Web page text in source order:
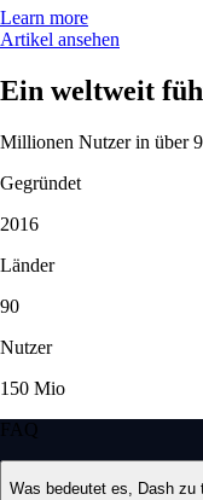
Learn more
Artikel ansehen
Ein weltweit
Millionen Nutzer in über
Gegründet
2016
Länder
90
Nutzer
150 Mio
FAQ
Was bedeutet es, Dash zu